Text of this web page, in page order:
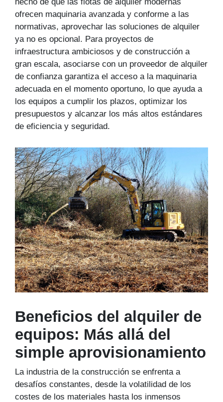
ofrecen maquinaria avanzada y conforme a las
normativas, aprovechar las soluciones de alquiler
ya no es opcional. Para proyectos de
infraestructura ambiciosos y de construcción a
gran escala, asociarse con un proveedor de alquiler
de confianza garantiza el acceso a la maquinaria
adecuada en el momento oportuno, lo que ayuda a
los equipos a cumplir los plazos, optimizar los
presupuestos y alcanzar los más altos estándares
de eficiencia y seguridad.
Beneficios del alquiler de
equipos: Más allá del
simple aprovisionamiento
La industria de la construcción se enfrenta a
desafíos constantes, desde la volatilidad de los
costes de los materiales hasta los inmensos